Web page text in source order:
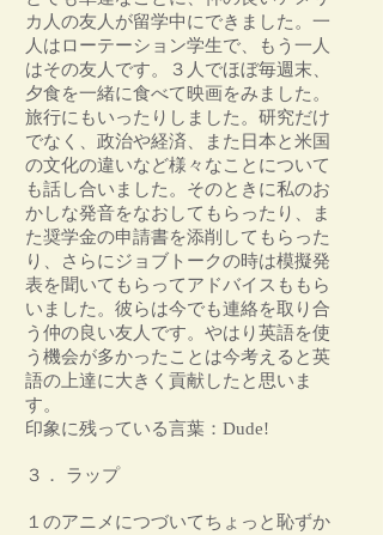
カ人の友人が留学中にできました。一
人はローテーション学生で、もう一人
はその友人です。３人でほぼ毎週末、
夕食を一緒に食べて映画をみました。
旅行にもいったりしました。研究だけ
でなく、政治や経済、また日本と米国
の文化の違いなど様々なことについて
も話し合いました。そのときに私のお
かしな発音をなおしてもらったり、ま
た奨学金の申請書を添削してもらった
り、さらにジョブトークの時は模擬発
表を聞いてもらってアドバイスももら
いました。彼らは今でも連絡を取り合
う仲の良い友人です。やはり英語を使
う機会が多かったことは今考えると英
語の上達に大きく貢献したと思いま
す。
印象に残っている言葉：Dude!
３． ラップ
１のアニメにつづいてちょっと恥ずか